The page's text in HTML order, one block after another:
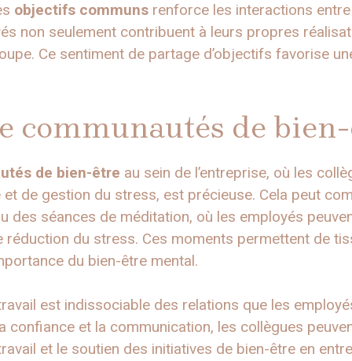
objectifs communs renforce les interactions
non seulement contribuent à leurs propres
Ce sentiment de partage d’objectifs favorise
communautés de
de bien-être au sein de l’entreprise, où les
de gestion du stress, est précieuse. Cela peut
des séances de méditation, où les employés
réduction du stress. Ces moments permettent de
du bien-être mental.
est indissociable des relations que les
confiance et la communication, les collègues
et le soutien des initiatives de bien-être en